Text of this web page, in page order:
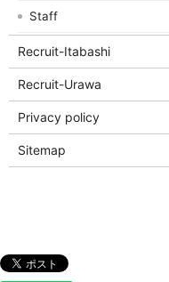
Staff
Recruit-Itabashi
Recruit-Urawa
Privacy policy
Sitemap